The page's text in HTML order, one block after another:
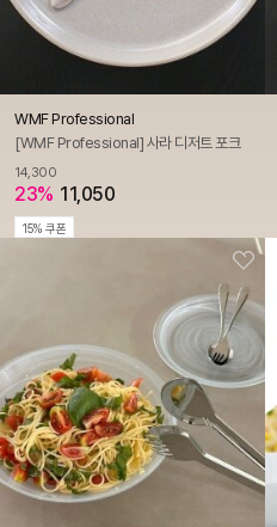
WMF Professional
[WMF Professional] 사라 디저트 포크
14,300
23% 11,050
15% 쿠폰